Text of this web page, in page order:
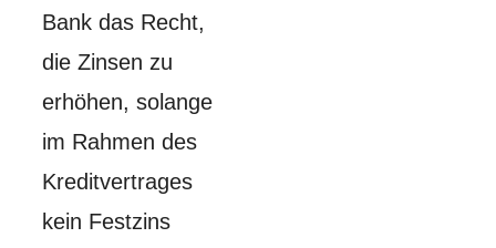
Bank das Recht,
die Zinsen zu
erhöhen, solange
im Rahmen des
Kreditvertrages
kein Festzins